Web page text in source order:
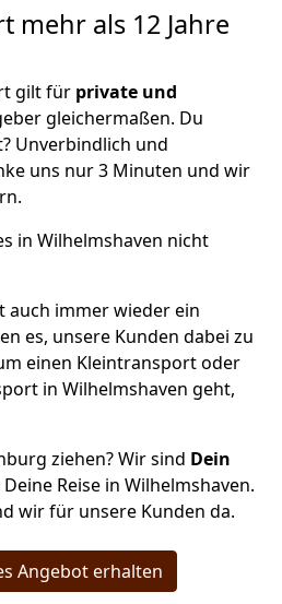
mehr als 12 Jahre
gilt für private und
gleichermaßen. Du
Unverbindlich und
uns nur 3 Minuten und wir
in Wilhelmshaven nicht
auch immer wieder ein
es, unsere Kunden dabei zu
einen Kleintransport oder
in Wilhelmshaven geht,
ziehen? Wir sind Dein
Reise in Wilhelmshaven.
wir für unsere Kunden da.
Angebot erhalten